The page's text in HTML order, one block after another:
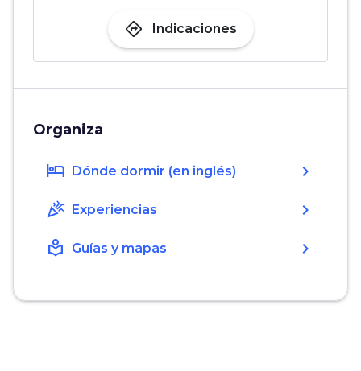
directions Indicaciones
Organiza
hotel Dónde dormir (en inglés) chevron_right
celebration Experiencias chevron_right
local_library Guías y mapas chevron_right